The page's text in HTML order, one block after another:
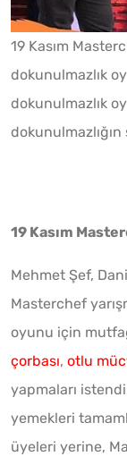
19 Kasım
dokunulmazlık
dokunulmazlık
19 Kasım
Mehmet Şef,
Masterchef
oyunu için
çorbası, otlu
yapmaları
yemekleri
üyeleri yerine,